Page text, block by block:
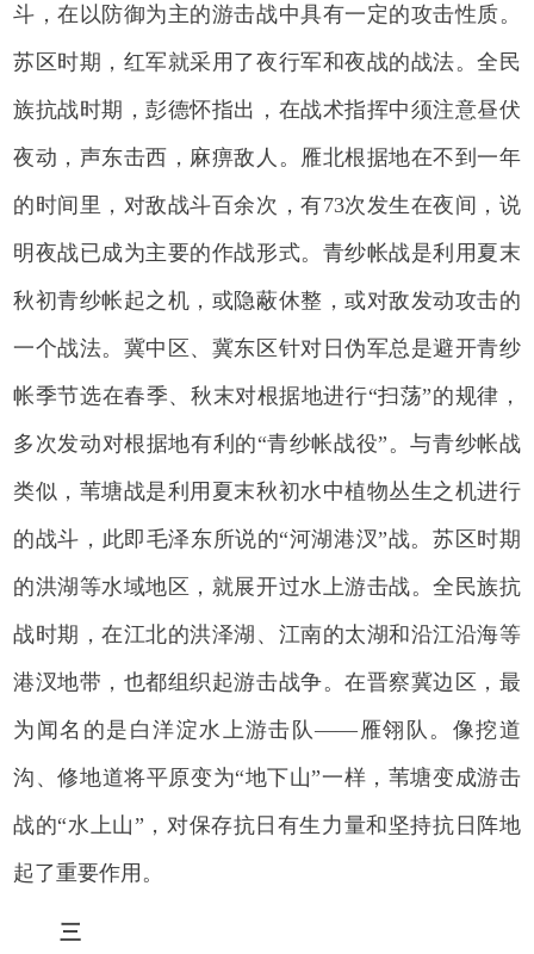
斗，在以防御为主的游击战中具有一定的攻击性质。
苏区时期，红军就采用了夜行军和夜战的战法。全民
族抗战时期，彭德怀指出，在战术指挥中须注意昼伏
夜动，声东击西，麻痹敌人。雁北根据地在不到一年
的时间里，对敌战斗百余次，有73次发生在夜间，说
明夜战已成为主要的作战形式。青纱帐战是利用夏末
秋初青纱帐起之机，或隐蔽休整，或对敌发动攻击的
一个战法。冀中区、冀东区针对日伪军总是避开青纱
帐季节选在春季、秋末对根据地进行“扫荡”的规律，
多次发动对根据地有利的“青纱帐战役”。与青纱帐战
类似，苇塘战是利用夏末秋初水中植物丛生之机进行
的战斗，此即毛泽东所说的“河湖港汊”战。苏区时期
的洪湖等水域地区，就展开过水上游击战。全民族抗
战时期，在江北的洪泽湖、江南的太湖和沿江沿海等
港汊地带，也都组织起游击战争。在晋察冀边区，最
为闻名的是白洋淀水上游击队——雁翎队。像挖道
沟、修地道将平原变为“地下山”一样，苇塘变成游击
战的“水上山”，对保存抗日有生力量和坚持抗日阵地
起了重要作用。
三